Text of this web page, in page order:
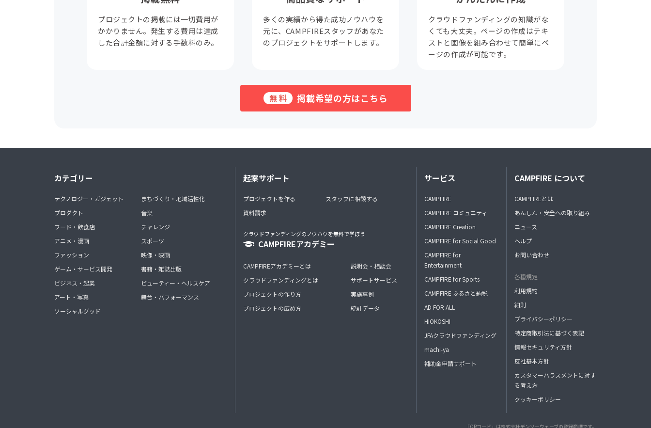
プロジェクトの掲載には一切費用が
かかりません。発生する費用は達成
した合計金額に対する手数料のみ。
多くの実績から得た成功ノウハウを
元に、CAMPFIREスタッフがあなた
のプロジェクトをサポートします。
クラウドファンディングの知識がな
くても大丈夫。ページの作成はテキ
ストと画像を組み合わせて簡単にペ
ージの作成が可能です。
無料 掲載希望の方はこちら
カテゴリー
テクノロジー・ガジェット
プロダクト
フード・飲食店
アニメ・漫画
ファッション
ゲーム・サービス開発
ビジネス・起業
アート・写真
ソーシャルグッド
まちづくり・地域活性化
音楽
チャレンジ
スポーツ
映像・映画
書籍・雑誌出版
ビューティー・ヘルスケア
舞台・パフォーマンス
起案サポート
プロジェクトを作る
資料請求
スタッフに相談する
クラウドファンディングのノウハウを無料で学ぼう
CAMPFIREアカデミー
CAMPFIREアカデミーとは
クラウドファンディングとは
プロジェクトの作り方
プロジェクトの広め方
説明会・相談会
サポートサービス
実施事例
統計データ
サービス
CAMPFIRE
CAMPFIRE コミュニティ
CAMPFIRE Creation
CAMPFIRE for Social Good
CAMPFIRE for
Entertainment
CAMPFIRE for Sports
CAMPFIRE ふるさと納税
AD FOR ALL
HIOKOSHI
JFAクラウドファンディング
machi-ya
補助金申請サポート
CAMPFIRE について
CAMPFIREとは
あんしん・安全への取り組み
ニュース
ヘルプ
お問い合わせ
各種規定
利用規約
細則
プライバシーポリシー
特定商取引法に基づく表記
情報セキュリティ方針
反社基本方針
カスタマーハラスメントに対す
る考え方
クッキーポリシー
「QRコード」は株式会社デンソーウェーブの登録商標です。